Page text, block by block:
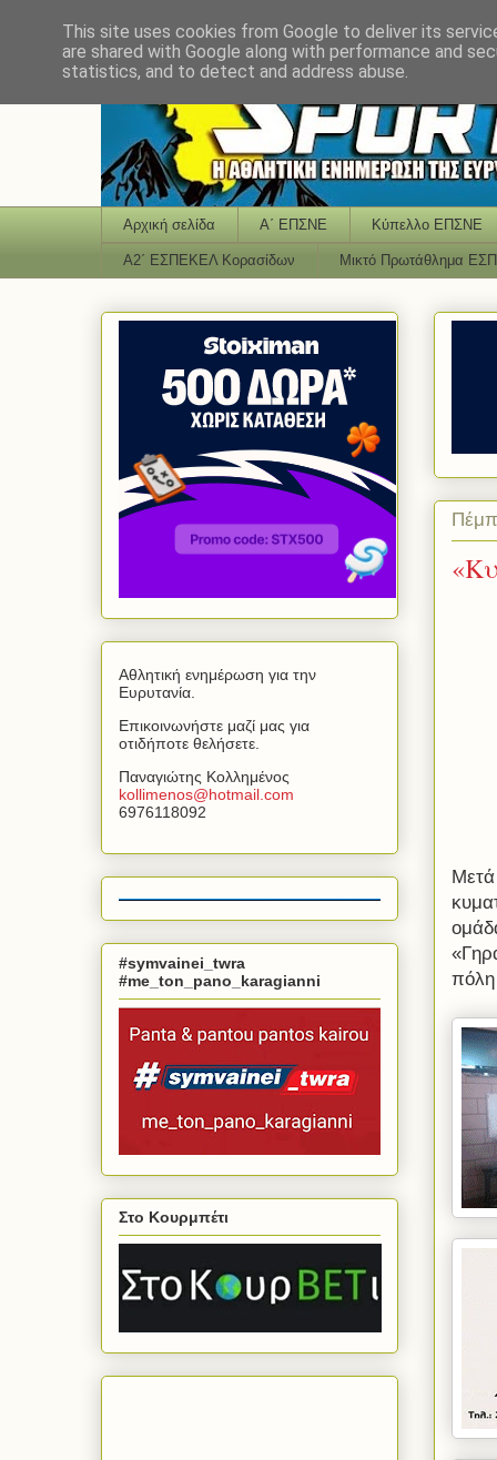
Αρχική σελίδα Α΄ ΕΠΣΝΕ Κύπελλο ΕΠΣΝΕ
Α2΄ ΕΣΠΕΚΕΛ Κορασίδων Μικτό Πρωτάθλημα
Αθλητική ενημέρωση για την
Ευρυτανία.
Επικοινωνήστε μαζί μας για
οτιδήποτε θελήσετε.
Παναγιώτης Κολλημένος
kollimenos@hotmail com
6976118092
#symvainei_twra
#me_ton_pano_karagianni
Στο Κουρμπέτι
This site uses cookies from Google to deliver its
are shared with Google along with performance and
statistics, and to detect and address abuse.